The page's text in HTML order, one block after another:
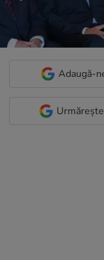
Adaugă-
Urmărește